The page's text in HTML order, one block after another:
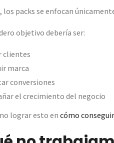
los packs se enfocan
objetivo debería ser:
clientes
marca
conversiones
el crecimiento del negocio
lograr esto encómo